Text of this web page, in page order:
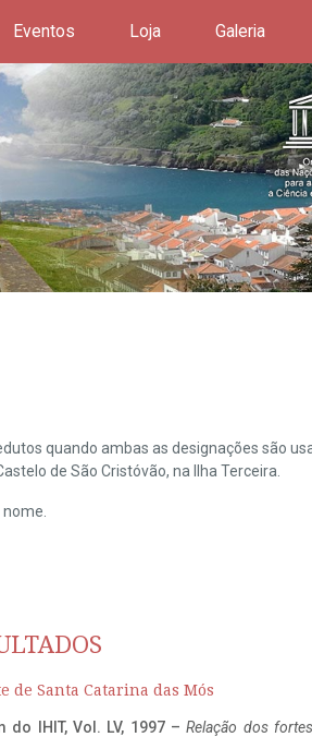
Eventos Loja Galeria
quando ambas as designações são
de São Cristóvão, na Ilha Terceira.
de Santa Catarina das Mós
do IHIT, Vol. LV, 1997 –Relação dos